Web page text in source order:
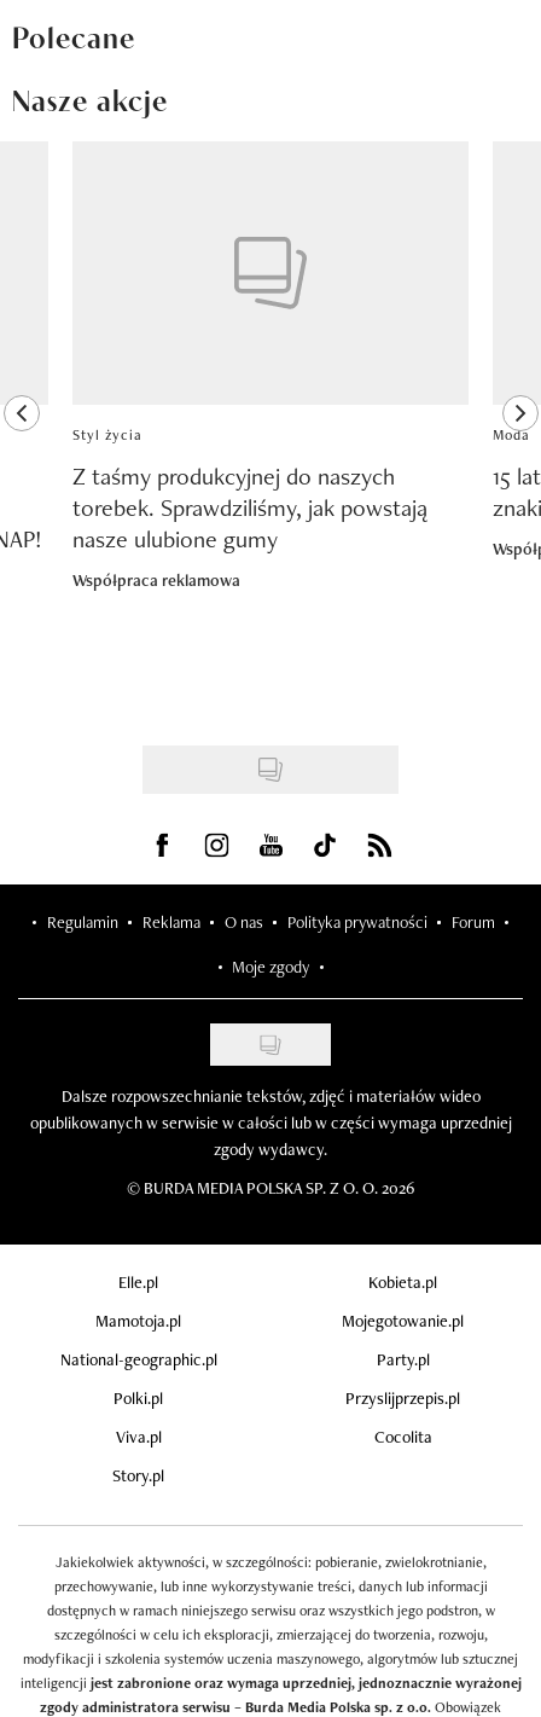
Polecane
Nasze akcje
previous element
Styl życia
Z taśmy produkcyjnej do naszych
torebek. Sprawdziliśmy, jak powstają
nasze ulubione gumy
Współpraca reklamowa
Moda
15
Visit us on Facebook
Visit us on Instagram
Visit us on Youtube
Visit us on Tiktok
Visit us on Rss
Regulamin Reklama O nas Polityka prywatności Forum
Moje zgody
Dalsze rozpowszechnianie tekstów, zdjęć i materiałów wideo
opublikowanych w serwisie w całości lub w części wymaga uprzedniej
zgody wydawcy.
© BURDA MEDIA POLSKA SP. Z O. O. 2026
Elle.pl
Kobieta.pl
Mamotoja.pl
Mojegotowanie.pl
National-geographic.pl
Party.pl
Polki.pl
Przyslijprzepis.pl
Viva.pl
Cocolita
Story.pl
Jakiekolwiek aktywności, w szczególności: pobieranie, zwielokrotnianie,
przechowywanie, lub inne wykorzystywanie treści, danych lub informacji
dostępnych w ramach niniejszego serwisu oraz wszystkich jego podstron, w
szczególności w celu ich eksploracji, zmierzającej do tworzenia, rozwoju,
modyfikacji i szkolenia systemów uczenia maszynowego, algorytmów lub sztucznej
inteligencji jest zabronione oraz wymaga uprzedniej, jednoznacznie wyrażonej
zgody administratora serwisu – Burda Media Polska sp. z o.o.Obowiązek